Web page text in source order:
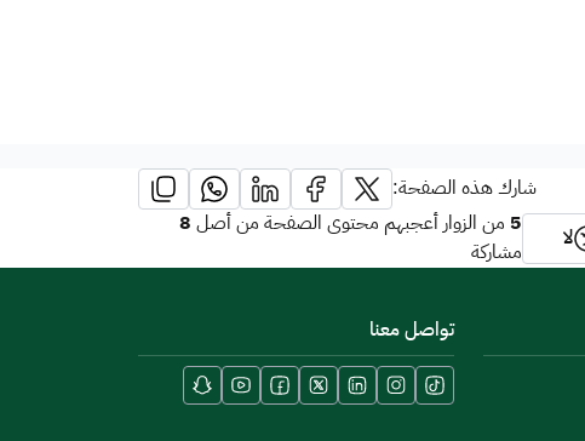
شارك هذه الصفحة:
لا 5 من الزوار أعجبهم محتوى الصفحة من أصل8
مشاركة
تواصل معنا